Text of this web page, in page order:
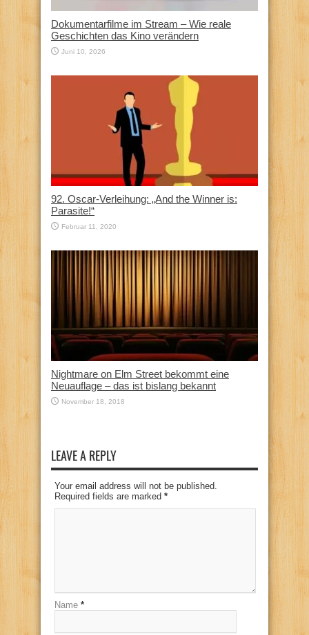
Dokumentarfilme im Stream – Wie reale
Geschichten das Kino verändern
Juni 10, 2026
92. Oscar-Verleihung: „And the Winner is:
Parasite!“
Februar 11, 2020
Nightmare on Elm Street bekommt eine
Neuauflage – das ist bislang bekannt
November 18, 2018
LEAVE A REPLY
Your email address will not be published.
Required fields are marked *
Name *